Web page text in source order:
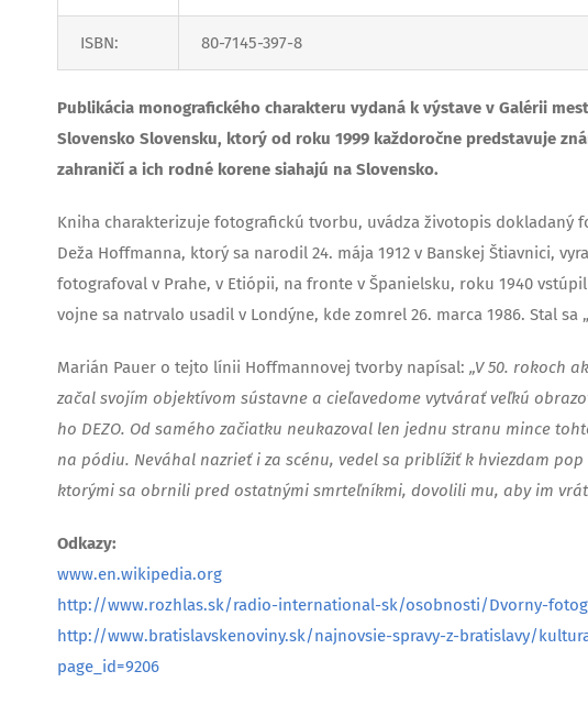
ISBN: 80-7145-397-8
Publikácia monografického charakteru vydaná k výstave v Galérii
Slovensko Slovensku, ktorý od roku 1999 každoročne predstavuje
zahraničí a ich rodné korene siahajú na Slovensko.
Kniha charakterizuje fotografickú tvorbu, uvádza životopis
Deža Hoffmanna, ktorý sa narodil 24. mája 1912 v Banskej Štiavnici,
fotografoval v Prahe, v Etiópii, na fronte v Španielsku, roku 1940
vojne sa natrvalo usadil v Londýne, kde zomrel 26. marca 1986. Stal
Marián Pauer o tejto línii Hoffmannovej tvorby napísal: „V 50. rokoch
začal svojím objektívom sústavne a cieľavedome vytvárať veľkú
ho DEZO. Od samého začiatku neukazoval len jednu stranu mince
na pódiu. Neváhal nazrieť i za scénu, vedel sa priblížiť k hviezdam
ktorými sa obrnili pred ostatnými smrteľníkmi, dovolili mu, aby im
Odkazy:
www.en.wikipedia.org
http://www.rozhlas.sk/radio-international-sk/osobnosti/Dvorny-
http://www.bratislavskenoviny.sk/najnovsie-spravy-z-bratislavy/
page_id=9206